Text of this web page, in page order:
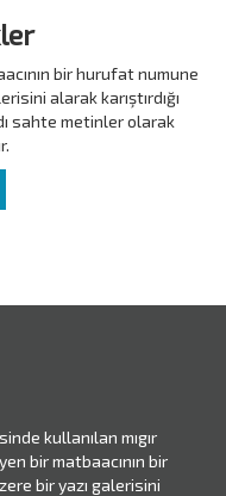
bir hurufat numune
alarak karıştırdığı
sahte metinler olarak
kullanılan mıgır
bir matbaacının bir
bir yazı galerisini